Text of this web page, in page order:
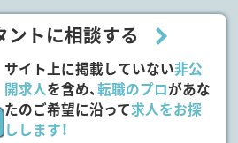
と業界のリーディングカンパニーとして成
ステムが整っています！
掲げている同社では、福利厚生面が手厚く
「連続休暇制度（年に1回、最大9連休を取得
ントに相談する
サイト上に掲載していない非公
開求人を含め、転職のプロがあな
たのご希望に沿って求人をお探
しします！